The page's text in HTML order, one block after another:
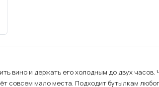
вино и держать его холодным до двух
совсем мало места. Подходит бутылкам